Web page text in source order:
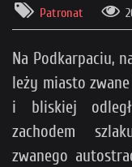
Patronat
Na Podkarpaciu,
leży miasto
i bliskiej
zachodem
zwanego